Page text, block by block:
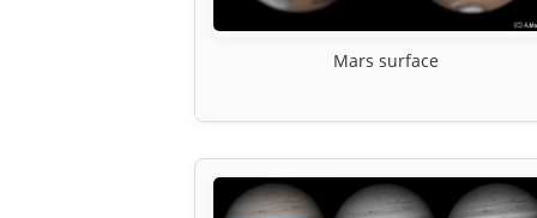
Mars surface